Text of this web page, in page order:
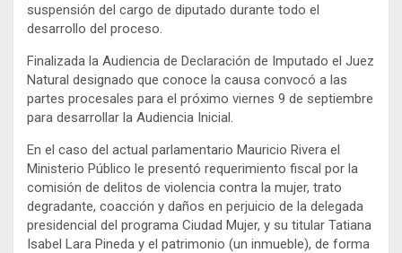
suspensión del cargo de diputado durante todo el
desarrollo del proceso.
Finalizada la Audiencia de Declaración de Imputado el Juez
Natural designado que conoce la causa convocó a las
partes procesales para el próximo viernes 9 de septiembre
para desarrollar la Audiencia Inicial.
En el caso del actual parlamentario Mauricio Rivera el
Ministerio Público le presentó requerimiento fiscal por la
comisión de delitos de violencia contra la mujer, trato
degradante, coacción y daños en perjuicio de la delegada
presidencial del programa Ciudad Mujer, y su titular Tatiana
Isabel Lara Pineda y el patrimonio (un inmueble), de forma